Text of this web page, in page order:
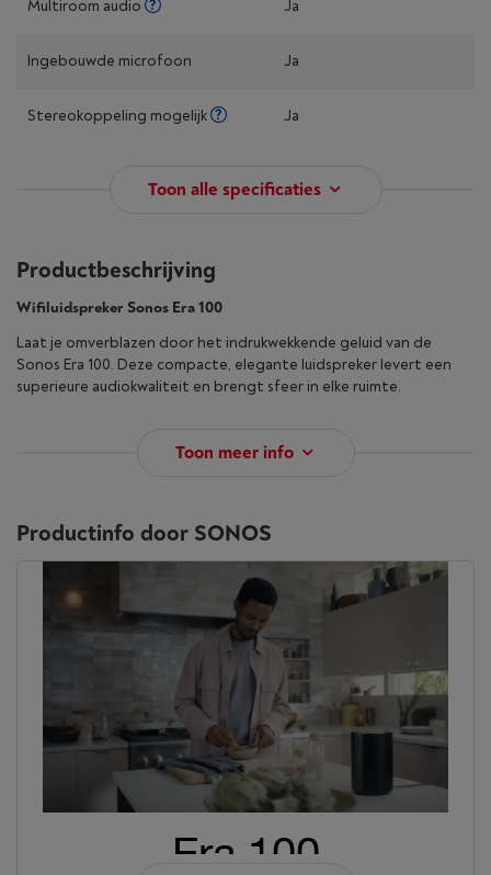
Multiroom audio Ja
Ingebouwde microfoon Ja
Stereokoppeling mogelijk Ja
Toon alle specificaties
Productbeschrijving
Wifiluidspreker Sonos Era 100
Laat je omverblazen door het indrukwekkende geluid van de
Sonos Era 100. Deze compacte, elegante luidspreker levert een
superieure audiokwaliteit en brengt sfeer in elke ruimte.
Toon meer info
Productinfo door SONOS
Era 100